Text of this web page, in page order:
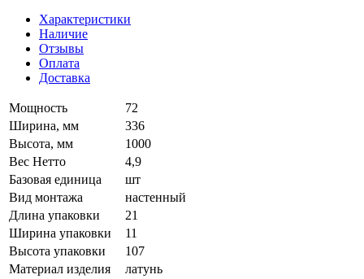
Характеристики
Наличие
Отзывы
Оплата
Доставка
Мощность
72
Ширина, мм
336
Высота, мм
1000
Вес Нетто
4,9
Базовая единица
шт
Вид монтажа
настенный
Длина упаковки
21
Ширина упаковки
11
Высота упаковки
107
Материал изделия
латунь